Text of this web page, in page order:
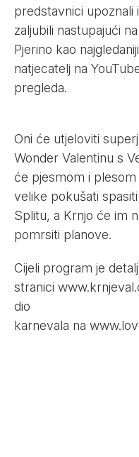
predstavnici upoznali i
zaljubili nastupajući
Pjerino kao najgledaniji
natjecatelj na
pregleda.
Oni će utjeloviti
Wonder Valentinu s
će pjesmom i
velike pokušati
Splitu, a Krnjo će im
pomrsiti planove.
Cijeli program je
stranici
dio
karnevala na